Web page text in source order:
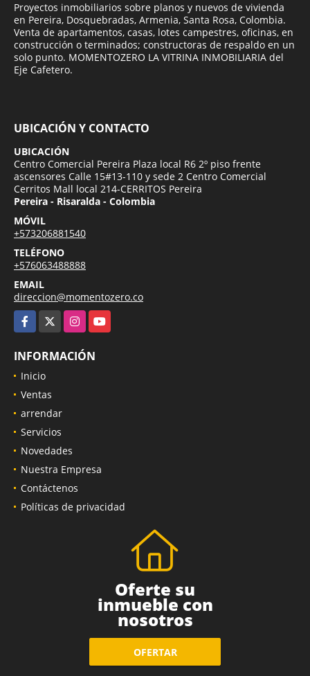
Proyectos inmobiliarios sobre planos y nuevos de vivienda
en Pereira, Dosquebradas, Armenia, Santa Rosa, Colombia.
Venta de apartamentos, casas, lotes campestres, oficinas, en
construcción o terminados; constructoras de respaldo en un
solo punto. MOMENTOZERO LA VITRINA INMOBILIARIA del
Eje Cafetero.
UBICACIÓN Y CONTACTO
UBICACIÓN
Centro Comercial Pereira Plaza local R6 2º piso frente
ascensores Calle 15#13-110 y sede 2 Centro Comercial
Cerritos Mall local 214-CERRITOS Pereira
Pereira - Risaralda - Colombia
MÓVIL
+573206881540
TELÉFONO
+576063488888
EMAIL
direccion@momentozero.co
Facebook
InstagramYouTube
INFORMACIÓN
Inicio
Ventas
arrendar
Servicios
Novedades
Nuestra Empresa
Contáctenos
Políticas de privacidad
Oferte su
inmueble con
nosotros
OFERTAR